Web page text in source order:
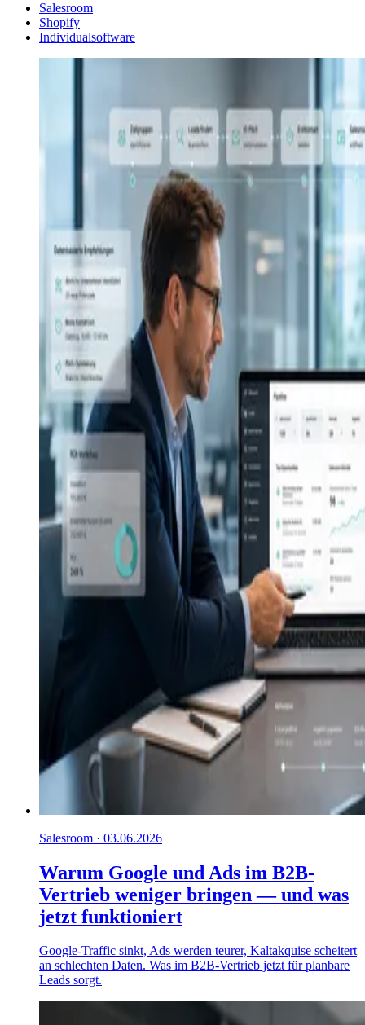
Salesroom
Shopify
Individualsoftware
Salesroom · 03.06.2026
Warum Google und Ads im B2B-
Vertrieb weniger bringen — und was
jetzt funktioniert
Google-Traffic sinkt, Ads werden teurer, Kaltakquise scheitert
an schlechten Daten. Was im B2B-Vertrieb jetzt für planbare
Leads sorgt.